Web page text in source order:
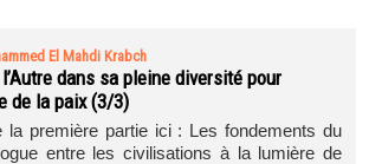
El Mahdi Krabch
dans sa pleine diversité pour
de la paix (3/3)
la première partie ici : Les fondements du
entre les civilisations à la lumière de